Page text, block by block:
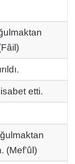
etti.
(Mef’ûl)